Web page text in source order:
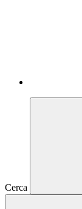
Cerca